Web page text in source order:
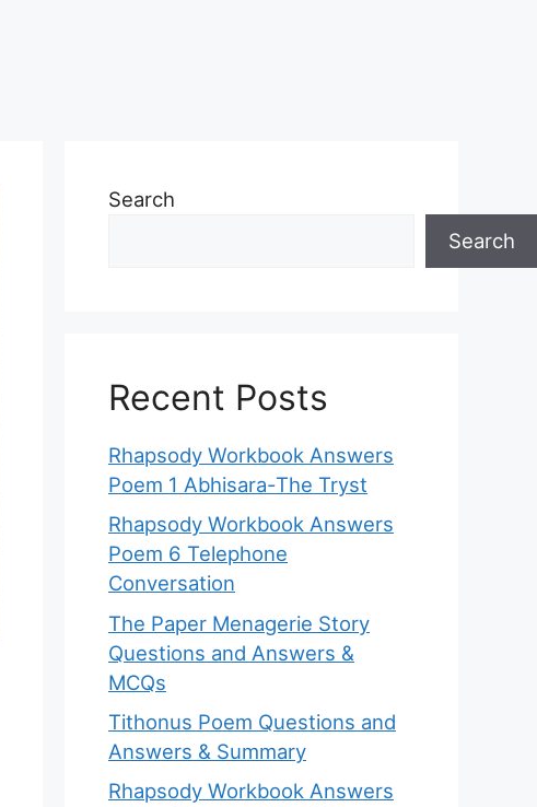
Search
Search
Recent Posts
Rhapsody Workbook Answers
Poem 1 Abhisara-The Tryst
Rhapsody Workbook Answers
Poem 6 Telephone
Conversation
The Paper Menagerie Story
Questions and Answers &
MCQs
Tithonus Poem Questions and
Answers & Summary
Rhapsody Workbook Answers